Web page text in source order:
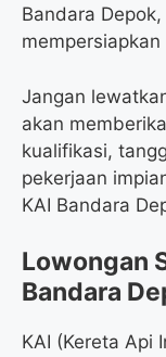
Bandara
Jangan
akan
kualifikasi,
pekerjaan
KAI Bandara
Lowongan
Bandara
KAI (Kereta Api